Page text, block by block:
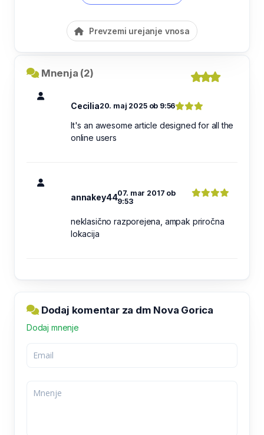
Prevzemi urejanje vnosa
Mnenja (2)
Cecilia20. maj 2025 ob 9:56
It's an awesome article designed for all the
online users
annakey4407. mar 2017 ob
9:53
neklasično razporejena, ampak priročna
lokacija
Dodaj komentar za dm Nova Gorica
Dodaj mnenje